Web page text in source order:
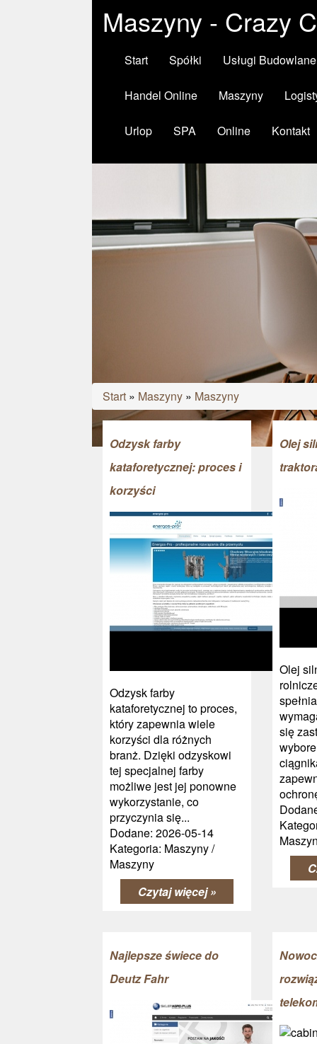
Maszyny - Crazy
Start Spółki Usługi Budowlane
Handel Online Maszyny
Urlop SPA Online Kontakt
Start » Maszyny » Maszyny
Odzysk farby
kataforetycznej: proces i
korzyści
Odzysk farby
kataforetycznej to proces,
który zapewnia wiele
korzyści dla różnych
branż. Dzięki odzyskowi
tej specjalnej farby
możliwe jest jej ponowne
wykorzystanie, co
przyczynia się...
Dodane: 2026-05-14
Kategoria: Maszyny /
Maszyny
Czytaj więcej »
Olej
Olej
się
Najlepsze świece do
Deutz Fahr